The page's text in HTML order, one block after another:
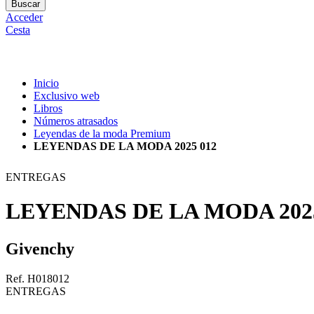
Buscar
Acceder
Cesta
Inicio
Exclusivo web
Libros
Números atrasados
Leyendas de la moda Premium
LEYENDAS DE LA MODA 2025 012
ENTREGAS
LEYENDAS DE LA MODA
Givenchy
Ref. H018012
ENTREGAS